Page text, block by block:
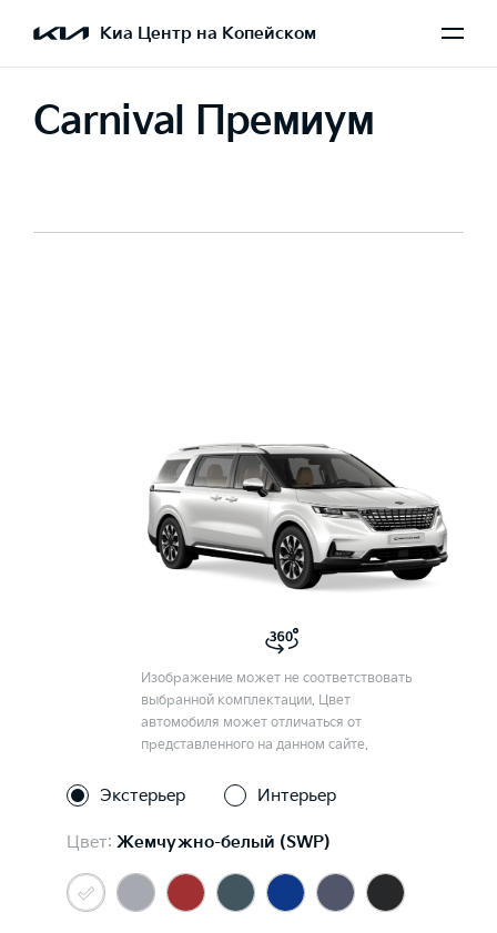
Киа Центр на Копейском
Carnival Премиум
Изображение может не соответствовать
выбранной комплектации. Цвет
автомобиля может отличаться от
представленного на данном сайте.
Экстерьер Интерьер
Цвет: Жемчужно-белый (SWP)